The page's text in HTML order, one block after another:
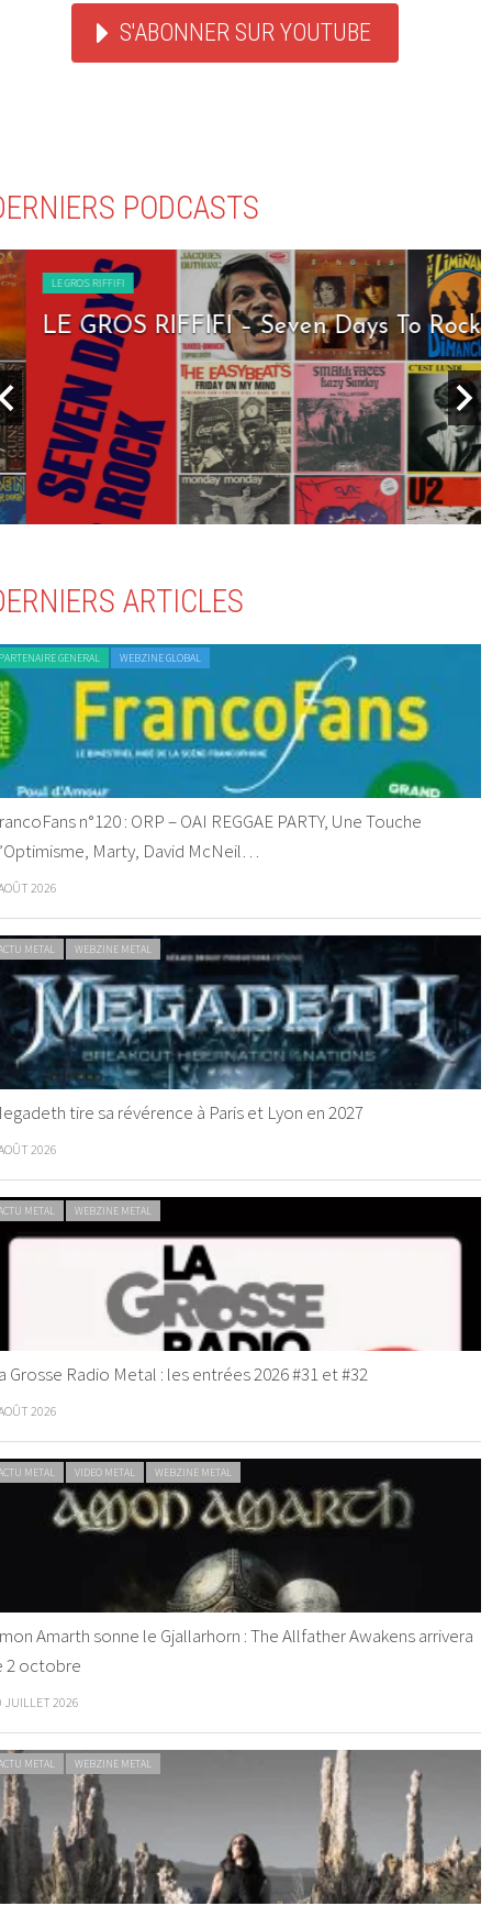
S'ABONNER SUR YOUTUBE
PODCASTS
LE GROS RIFFIFI
LE GROS RIFFIFI – Seven Days To Rock !!!
ARTICLES
GENERAL WEBZINE GLOBAL
n°120 : ORP – OAI REGGAE PARTY, Une Touche
Marty, David McNeil…
2026
METAL WEBZINE METAL
tire sa révérence à Paris et Lyon en 2027
2026
METAL WEBZINE METAL
Grosse Radio Metal : les entrées 2026 #31 et #32
2026
METAL VIDEO METAL WEBZINE METAL
Amarth sonne le Gjallarhorn : The Allfather Awakens arrivera
2 octobre
JUILLET 2026
METAL WEBZINE METAL